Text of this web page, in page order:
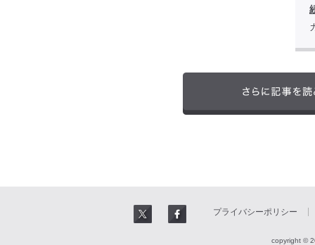
プライバシーポリシー
copyright ©